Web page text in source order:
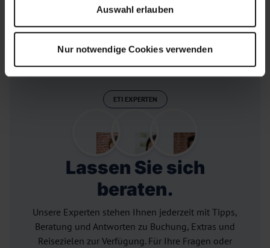
Auswahl erlauben
Nur notwendige Cookies verwenden
Nur 10% Anzahlung
versichert durch den DSRF
ETI EXPERTEN
Lassen Sie sich
beraten.
Unsere Experten stehen Ihnen jederzeit mit Tipps,
Beratung und Antworten zu Buchung, Extras und
Reisezielen zur Verfügung. Für Ihre Fragen oder